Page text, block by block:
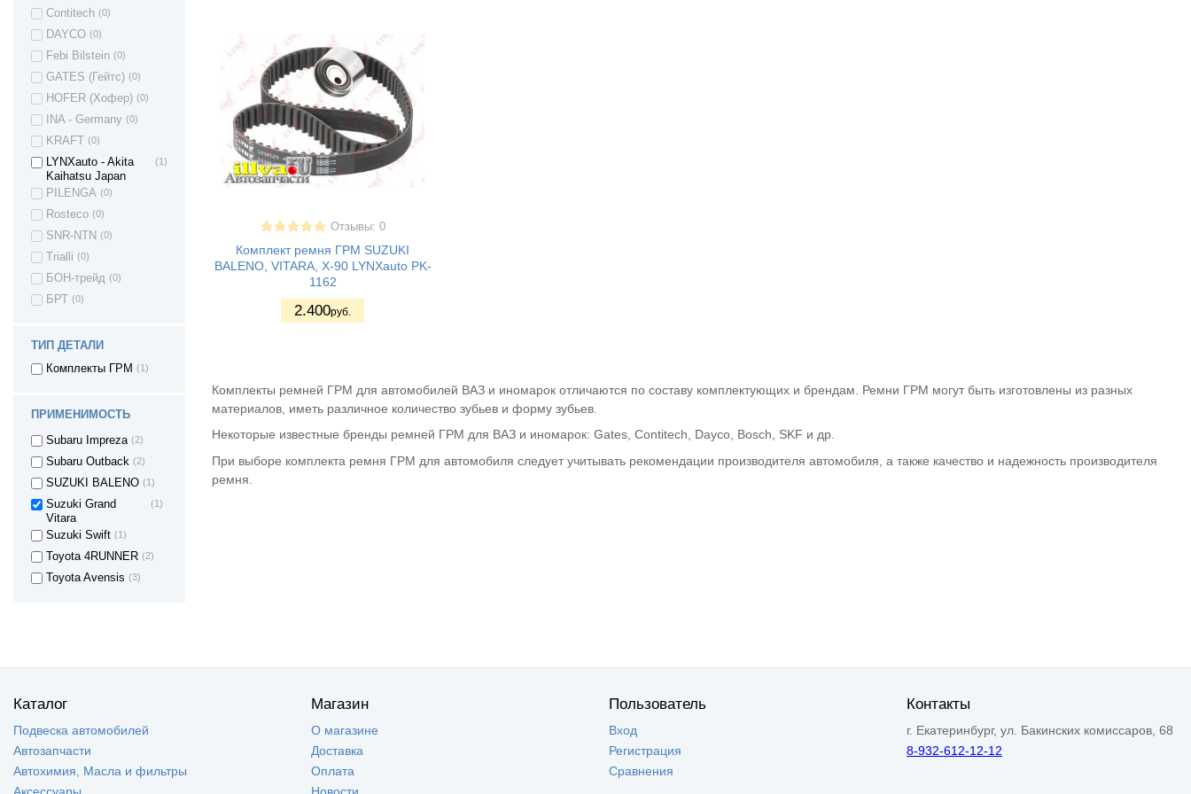
Contitech (0)
DAYCO (0)
Febi Bilstein (0)
GATES (Гейтс) (0)
HOFER (Хофер) (0)
INA - Germany (0)
KRAFT (0)
LYNXauto - Akita
Kaihatsu Japan
(1)
PILENGA (0)
Rosteco (0)
SNR-NTN (0)
Trialli (0)
БОН-трейд (0)
БРТ (0)
ТИП ДЕТАЛИ
Комплекты ГРМ (1)
ПРИМЕНИМОСТЬ
Renault Sandero
(Stepway)
Renault SYMBOL
II
Renault Twingo (2)
SAAB 9-5 (1)
Seat Arosa (1)
Seat ALHAMBRA
Seat ALTEA (3)
Seat TOLEDO
Seat Exeo ST
Seat CORDOBA
Seat IBIZA
Skoda Fabia
Skoda SuperB
Subaru Forester
(2)
Subaru Legacy IV
Subaru Impreza (2)
Subaru Outback (2)
SUZUKI BALENO (1)
Suzuki Grand
Vitara
(1)
Suzuki Swift (1)
Toyota 4RUNNER (2)
Toyota Avensis (3)
Cruiser
Cruiser Prado
Toyota Rav4
Toyota Tundra
Toyota HILUX
Отзывы: 0
Комплект ремня ГРМ SUZUKI
BALENO, VITARA, X-90 LYNXauto PK-
1162
2.400руб.
Комплекты ремней ГРМ для автомобилей ВАЗ и иномарок отличаются по составу комплектующих и брендам. Ремни ГРМ могут быть изготовлены из разных
материалов, иметь различное количество зубьев и форму зубьев.
Некоторые известные бренды ремней ГРМ для ВАЗ и иномарок: Gates, Contitech, Dayco, Bosch, SKF и др.
При выборе комплекта ремня ГРМ для автомобиля следует учитывать рекомендации производителя автомобиля, а также качество и надежность производителя
ремня.
Каталог
Подвеска автомобилей
Автозапчасти
Автохимия, Масла и фильтры
Магазин
О магазине
Доставка
Оплата
Пользователь
Вход
Регистрация
Сравнения
Контакты
г. Екатеринбург, ул. Бакинских комиссаров, 68
8-932-612-12-12